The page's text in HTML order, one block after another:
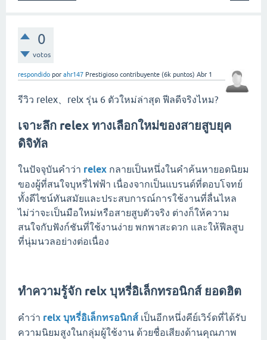
0
votos
respondido por ahr147 Prestigioso contribuyente (6k puntos) Abr 1
รีวิว relex、relx รุ่น 6 ตัวใหม่ล่าสุด ฟีลดีจริงไหม?
เจาะลึก relex ทางเลือกใหม่ของสายสูบยุค
ดิจิทัล
ในปัจจุบันคำว่า relex กลายเป็นหนึ่งในคำค้นหายอดนิยม
ของผู้ที่สนใจบุหรี่ไฟฟ้า เนื่องจากเป็นแบรนด์ที่ตอบโจทย์
ทั้งดีไซน์ทันสมัยและประสบการณ์การใช้งานที่ลื่นไหล
ไม่ว่าจะเป็นมือใหม่หรือสายสูบตัวจริง ต่างก็ให้ความ
สนใจกับฟังก์ชันที่ใช้งานง่าย พกพาสะดวก และให้ฟีลสูบ
ที่นุ่มนวลอย่างต่อเนื่อง
ทำความรู้จัก relx บุหรี่อิเล็กทรอนิกส์ ยอดฮิต
คำว่า relx บุหรี่อิเล็กทรอนิกส์ เป็นอีกหนึ่งคีย์เวิร์ดที่ได้รับ
ความนิยมสูงในกลุ่มผู้ใช้งาน ด้วยชื่อเสียงด้านคุณภาพ